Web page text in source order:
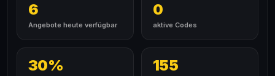
6
Angebote heute verfügbar
0
aktive Codes
30% 155